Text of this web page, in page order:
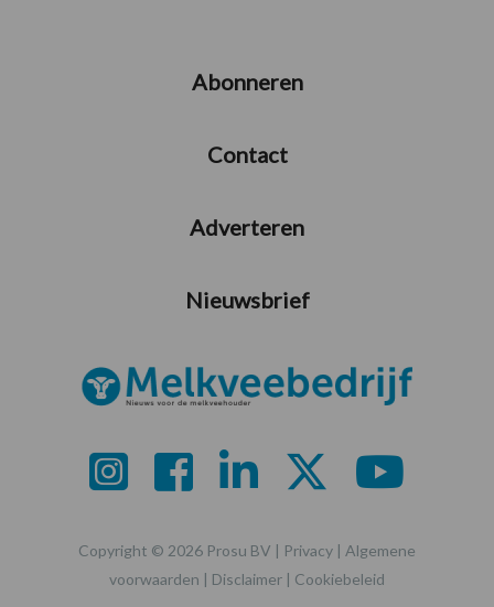
Abonneren
Contact
Adverteren
Nieuwsbrief
Copyright © 2026 Prosu BV | Privacy | Algemene
voorwaarden | Disclaimer | Cookiebeleid